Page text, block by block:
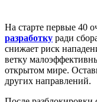
На старте первые 40
разработку ради
снижает риск
ветку
открытом мире.
других направлений.